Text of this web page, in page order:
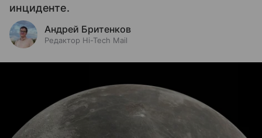
инциденте.
Андрей Бритенков
Редактор Hi-Tech Mail